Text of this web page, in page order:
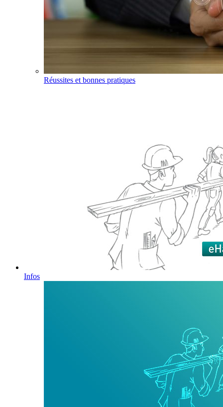
Réussites et bonnes pratiques
Infos